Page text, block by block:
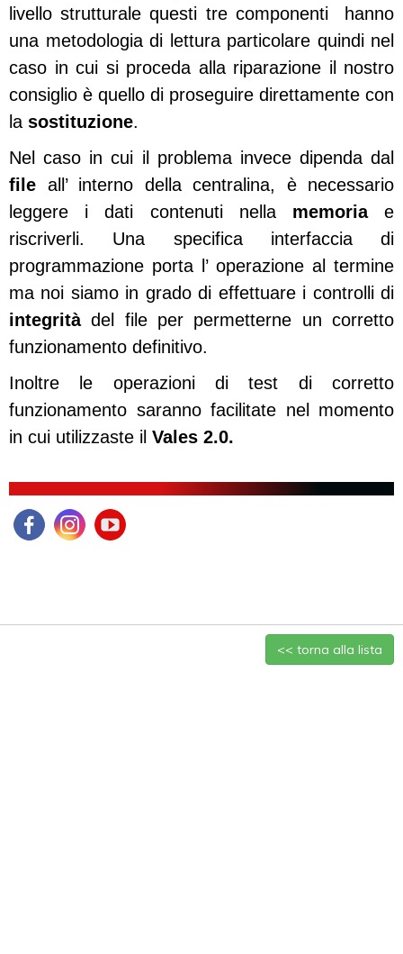
livello strutturale questi tre componenti hanno
una metodologia di lettura particolare quindi nel
caso in cui si proceda alla riparazione il nostro
consiglio è quello di proseguire direttamente con
la sostituzione.
Nel caso in cui il problema invece dipenda dal
file all’ interno della centralina, è necessario
leggere i dati contenuti nella memoriae
riscriverli. Una specifica interfaccia di
programmazione porta l’ operazione al termine
ma noi siamo in grado di effettuare i controlli di
integritàdel file per permetterne un corretto
funzionamento definitivo.
Inoltre le operazioni di test di corretto
funzionamento saranno facilitate nel momento
in cui utilizzaste il Vales 2.0.
<< torna alla lista